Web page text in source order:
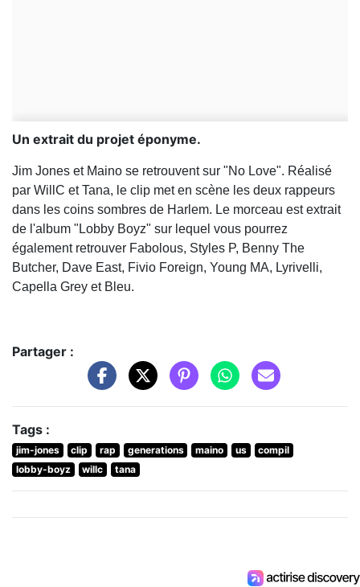
Un extrait du projet éponyme.
Jim Jones et Maino se retrouvent sur "No Love". Réalisé
par WillC et Tana, le clip met en scène les deux rappeurs
dans les coins sombres de Harlem. Le morceau est extrait
de l'album "Lobby Boyz" sur lequel vous pourrez
également retrouver Fabolous, Styles P, Benny The
Butcher, Dave East, Fivio Foreign, Young MA, Lyrivelli,
Capella Grey et Bleu.
Partager :
Tags :
jim-jones clip rap generations maino us
compil
lobby-boyz
willc tana